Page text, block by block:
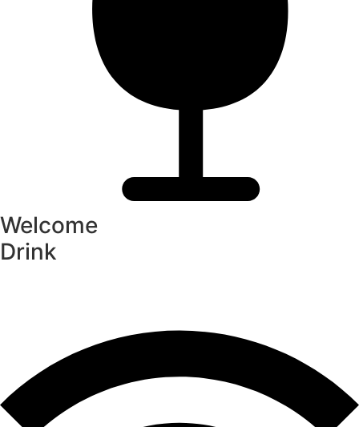
Welcome
Drink